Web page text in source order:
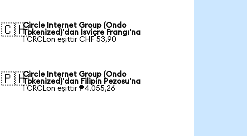
🇨🇭Circle Internet Group (Ondo
Tokenized)'dan İsviçre Frangı'na
1 CRCLon eşittir CHF 53,90
🇵🇭Circle Internet Group (Ondo
Tokenized)'dan Filipin Pezosu'na
1 CRCLon eşittir ₱4.055,26